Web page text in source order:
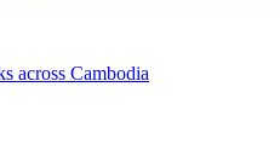
across Cambodia